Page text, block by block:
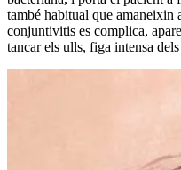
també habitual que amaneixin
conjuntivitis es complica,
tancar els ulls, figa intensa